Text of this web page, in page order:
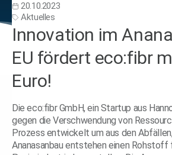
20.10.2023
Aktuelles
Innovation im
EU fördert eco:fibr
Euro!
Die eco:fibr GmbH, ein Startup aus
gegen die Verschwendung von
Prozess entwickelt um aus den
Ananasanbau entstehen einen Rohstoff